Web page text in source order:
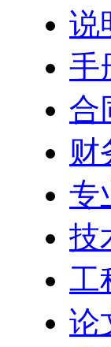
说
手
合
财
专
技
工
论